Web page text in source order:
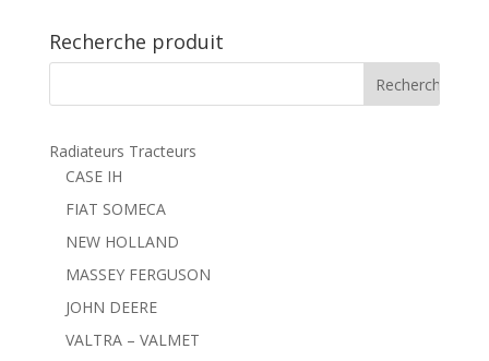
Recherche produit
Radiateurs Tracteurs
CASE IH
FIAT SOMECA
NEW HOLLAND
MASSEY FERGUSON
JOHN DEERE
VALTRA – VALMET